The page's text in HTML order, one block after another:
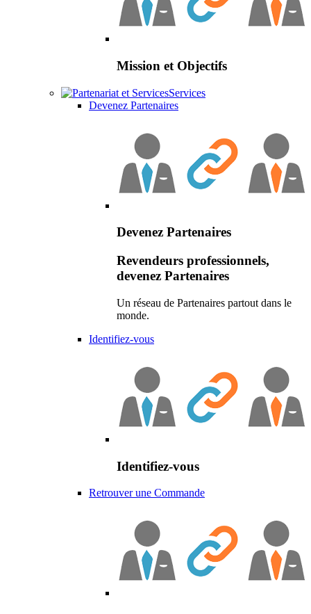
Mission et Objectifs
Services
Devenez Partenaires
Devenez Partenaires
Revendeurs professionnels,
devenez Partenaires
Un réseau de Partenaires partout dans le
monde.
Identifiez-vous
Identifiez-vous
Retrouver une Commande